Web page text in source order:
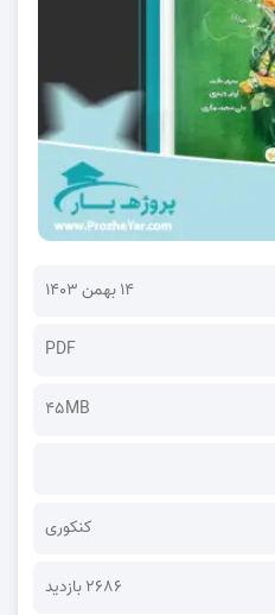
۱۴ بهمن ۱۴۰۳
PDF
45MB
کنکوری
2686 بازدید